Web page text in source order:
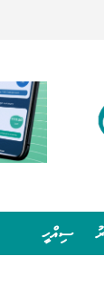
ސިއްހީ